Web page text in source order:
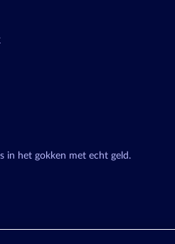
in het gokken met echt geld.